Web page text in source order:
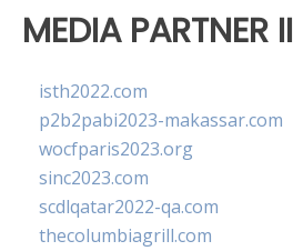
MEDIA PARTNER II
isth2022.com
p2b2pabi2023-makassar.com
wocfparis2023.org
sinc2023.com
scdlqatar2022-qa.com
thecolumbiagrill.com